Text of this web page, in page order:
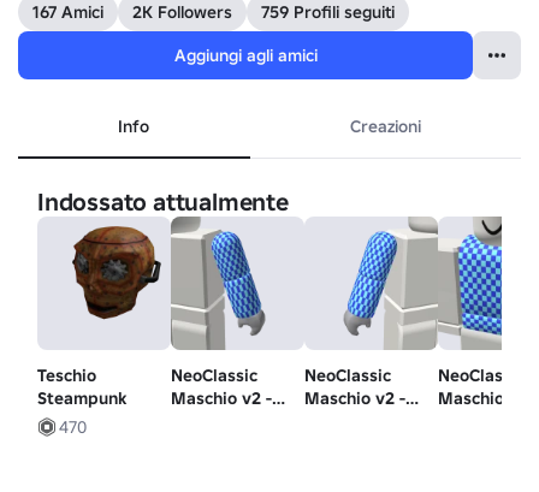
167 Amici 2K Followers
759 Profili seguiti
Aggiungi agli amici
Info Creazioni
Indossato attualmente
Teschio
Steampunk
470
NeoClassic
Maschio v2 -
NeoClassic
Maschio v2 -
NeoClassic
Maschio v2 -